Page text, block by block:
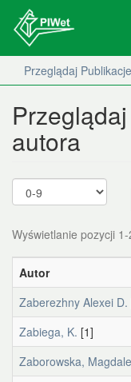
Przeglądaj
autora
Wyświetlanie pozycji
Autor
Zaberezhny Alexei D.
Zabiega, K. [1]
Zaborowska,